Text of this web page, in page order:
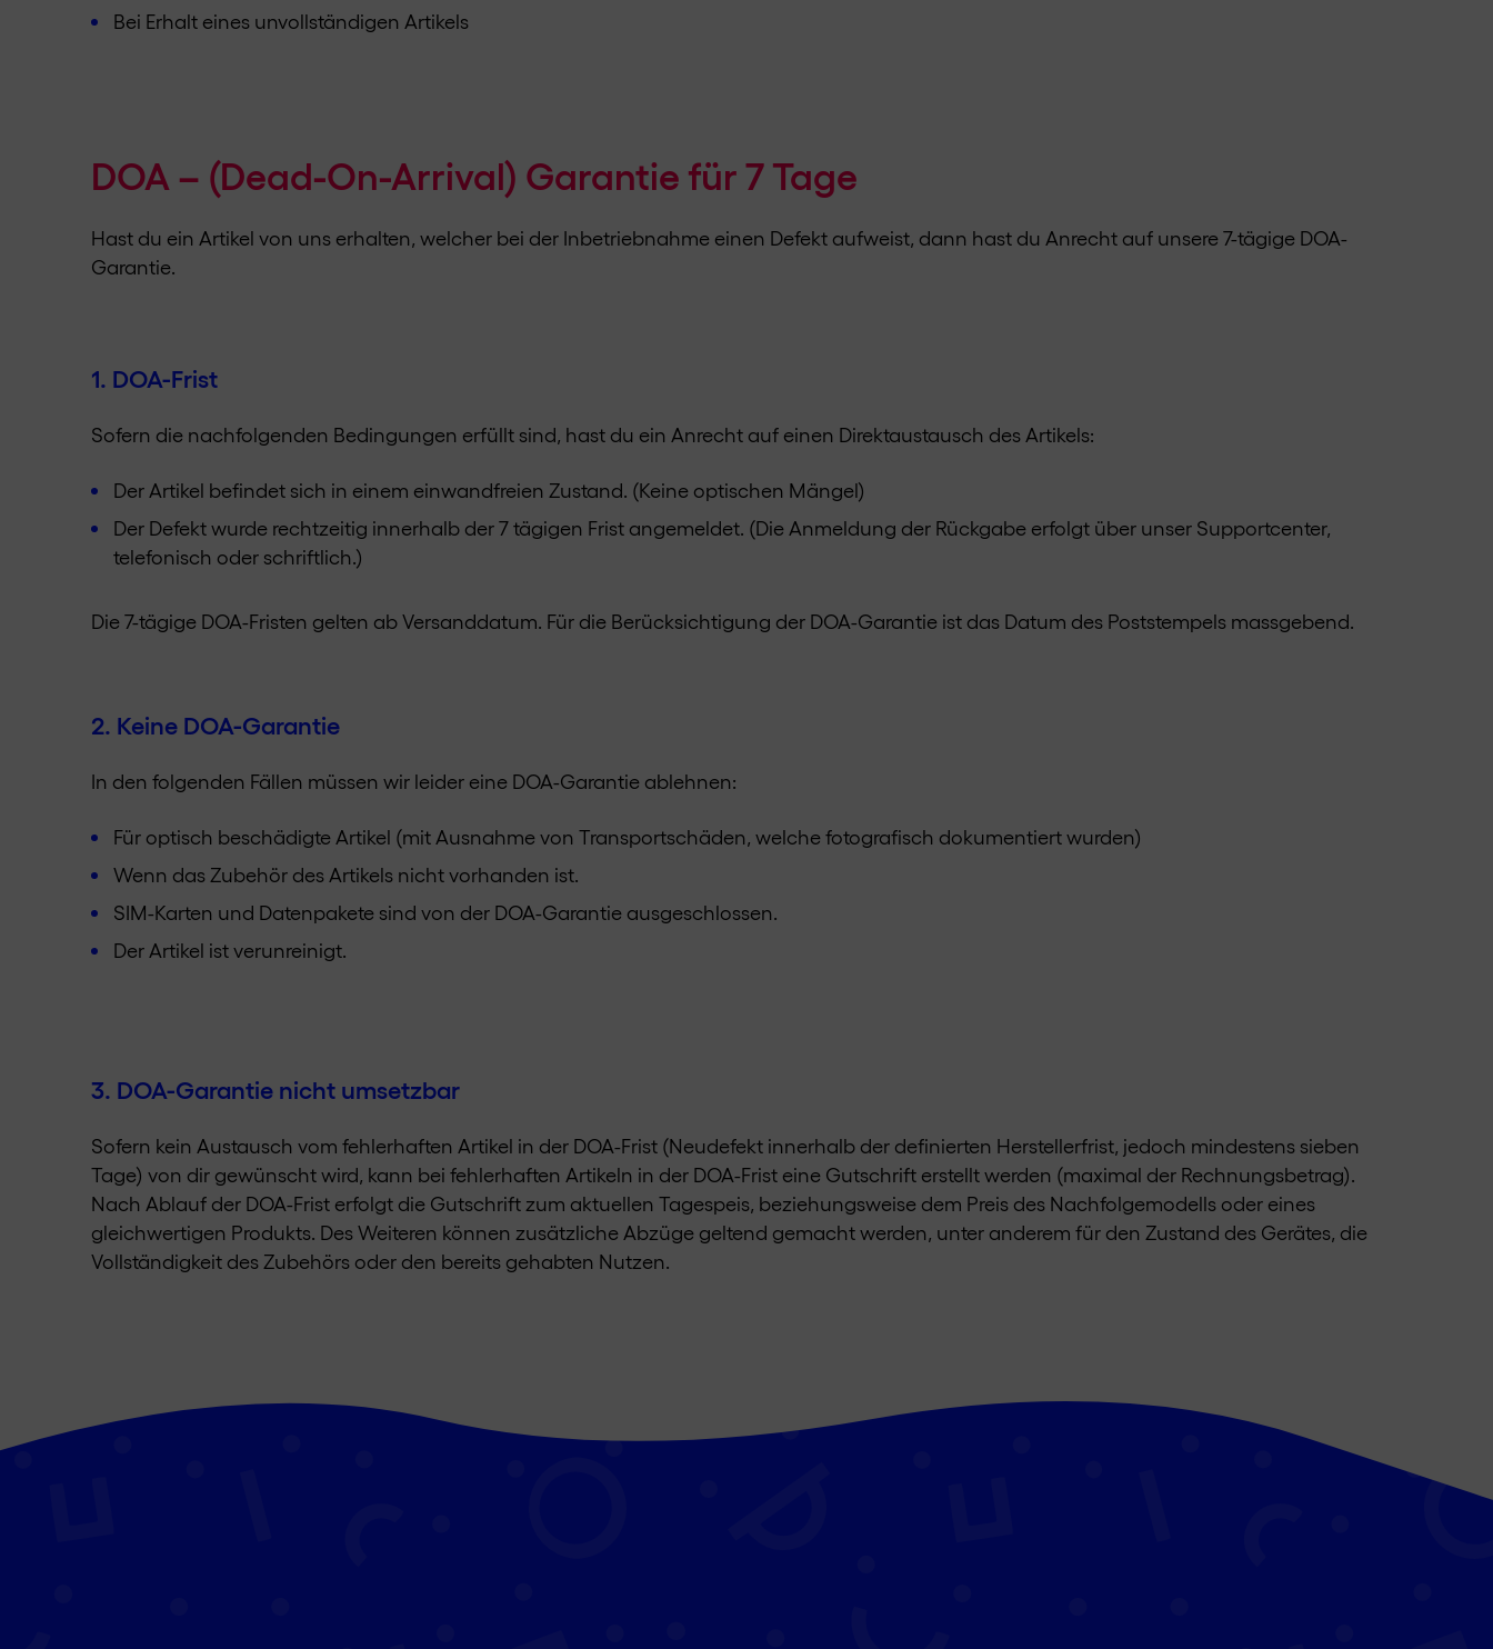
Bei Erhalt eines unvollständigen Artikels
DOA – (Dead-On-Arrival) Garantie für 7 Tage
Hast du ein Artikel von uns erhalten, welcher bei der Inbetriebnahme einen Defekt aufweist, dann hast du Anrecht auf unsere 7-tägige DOA-
Garantie.
1. DOA-Frist
Sofern die nachfolgenden Bedingungen erfüllt sind, hast du ein Anrecht auf einen Direktaustausch des Artikels:
Der Artikel befindet sich in einem einwandfreien Zustand. (Keine optischen Mängel)
Der Defekt wurde rechtzeitig innerhalb der 7 tägigen Frist angemeldet. (Die Anmeldung der Rückgabe erfolgt über unser Supportcenter,
telefonisch oder schriftlich.)
Die 7-tägige DOA-Fristen gelten ab Versanddatum. Für die Berücksichtigung der DOA-Garantie ist das Datum des Poststempels massgebend.
2. Keine DOA-Garantie
In den folgenden Fällen müssen wir leider eine DOA-Garantie ablehnen:
Für optisch beschädigte Artikel (mit Ausnahme von Transportschäden, welche fotografisch dokumentiert wurden)
Wenn das Zubehör des Artikels nicht vorhanden ist.
SIM-Karten und Datenpakete sind von der DOA-Garantie ausgeschlossen.
Der Artikel ist verunreinigt.
3. DOA-Garantie nicht umsetzbar
Sofern kein Austausch vom fehlerhaften Artikel in der DOA-Frist (Neudefekt innerhalb der definierten Herstellerfrist, jedoch mindestens sieben
Tage) von dir gewünscht wird, kann bei fehlerhaften Artikeln in der DOA-Frist eine Gutschrift erstellt werden (maximal der Rechnungsbetrag).
Nach Ablauf der DOA-Frist erfolgt die Gutschrift zum aktuellen Tagespeis, beziehungsweise dem Preis des Nachfolgemodells oder eines
gleichwertigen Produkts. Des Weiteren können zusätzliche Abzüge geltend gemacht werden, unter anderem für den Zustand des Gerätes, die
Vollständigkeit des Zubehörs oder den bereits gehabten Nutzen.